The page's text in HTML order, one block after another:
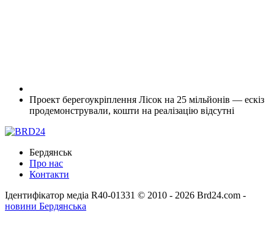
Проект берегоукріплення Лісок на 25 мільйонів — ескіз
продемонстрували, кошти на реалізацію відсутні
Бердянськ
Про нас
Контакти
Ідентифікатор медіа R40-01331 © 2010 - 2026 Brd24.com -
новини Бердянська